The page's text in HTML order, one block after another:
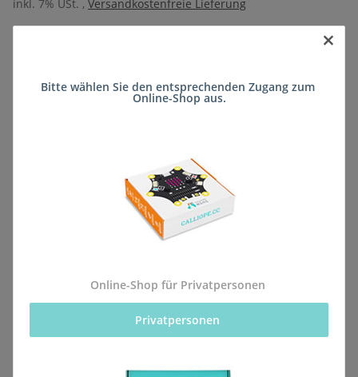
inkl. 7% USt. , Versandkostenfreie Lieferung
Lieferzeit:ca. 5 Wochen(DE - kein
Beschreibung
Alle Bestellungen für dieses Produkt werden direkt an
die Schule (Otto-Schott Gymnasium Mainz-
×
Bitte wählen Sie den entsprechenden Zugang zum
Online-Shop aus.
Online-Shop für Privatpersonen
Privatpersonen